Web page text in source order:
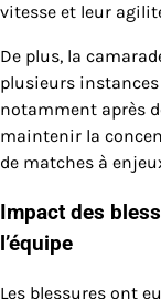
vitesse et leur
De plus, la
plusieurs
notamment après
maintenir la
de matches à
Impact des
l’équipe
Les blessures ont